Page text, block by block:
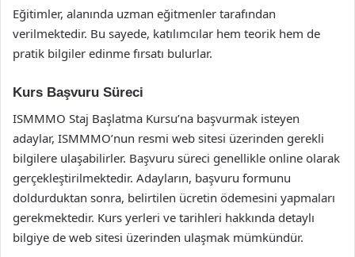
Eğitimler, alanında uzman eğitmenler tarafından
verilmektedir. Bu sayede, katılımcılar hem teorik hem de
pratik bilgiler edinme fırsatı bulurlar.
Kurs Başvuru Süreci
ISMMMO Staj Başlatma Kursu’na başvurmak isteyen
adaylar, ISMMMO’nun resmi web sitesi üzerinden gerekli
bilgilere ulaşabilirler. Başvuru süreci genellikle online olarak
gerçekleştirilmektedir. Adayların, başvuru formunu
doldurduktan sonra, belirtilen ücretin ödemesini yapmaları
gerekmektedir. Kurs yerleri ve tarihleri hakkında detaylı
bilgiye de web sitesi üzerinden ulaşmak mümkündür.